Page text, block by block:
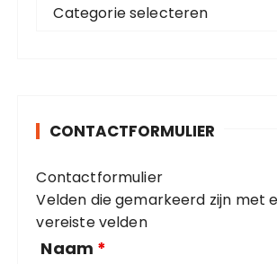
r
e
ë
n
Categorie selecteren
CONTACTFORMULIER
Contactformulier
Velden die gemarkeerd zijn met
vereiste velden
Naam *